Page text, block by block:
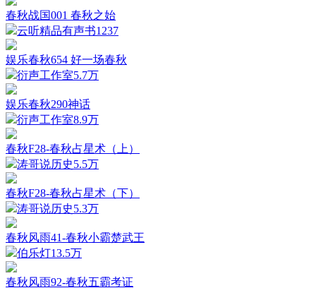
春秋战国001 春秋之始
云听精品有声书1237
娱乐春秋654 好一场春秋
衍声工作室5.7万
娱乐春秋290神话
衍声工作室8.9万
春秋F28-春秋占星术（上）
涛哥说历史5.5万
春秋F28-春秋占星术（下）
涛哥说历史5.3万
春秋风雨41-春秋小霸楚武王
伯乐灯13.5万
春秋风雨92-春秋五霸考证